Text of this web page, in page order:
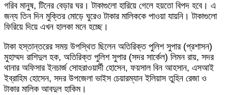
গরিব মানুষ, টিনের বেড়ার ঘর। টাকাগুলো হারিয়ে গেলে হয়তো বিপদ হবে। এ
জন্য তিন দিন মুক্তির মোড়ে ঘুরেও টাকার মালিককে পাওয়া যায়নি। টাকাগুলো
ফিরিয়ে দিয়ে এখন হালকা মনে হচ্ছে।
টাকা হস্তান্তরের সময় উপস্থিত ছিলেন অতিরিক্ত পুলিশ সুপার (প্রশাসন)
মুহাম্মদ রাশিদুল হক, অতিরিক্ত পুলিশ সুপার (সদর সার্কেল) লিমন রায়, সদর
থানার অফিসার ইনচার্জ সোহরাওয়ার্দী হোসেন, ফয়সাল বিন আহসান, এসআই
ইব্রাহিম হোসেন, সদর উপজেলা ভাইস চেয়ারম্যান ইলিয়াস তুহিন রেজা ও
টাকার মালিক আবদুল হাকিম।